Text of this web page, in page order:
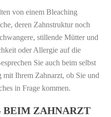
von einem Bleaching
deren Zahnstruktur noch
stillende Mütter und
oder Allergie auf die
Sie auch beim selbst
Ihrem Zahnarzt, ob Sie und
in Frage kommen.
BEIM ZAHNARZT